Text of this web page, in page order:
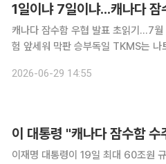
1일이냐 7일이냐...캐나다
캐나다 잠수함 우협 발표 초읽기…7
험 앞세워 막판 승부독일 TKMS는 나토 네
과 독일이 맞붙은 이 사업은 한국 조선
2026-06-29 14:55
이 대통령 "캐나다 잠수함
이재명 대통령이 19일 최대 60조원